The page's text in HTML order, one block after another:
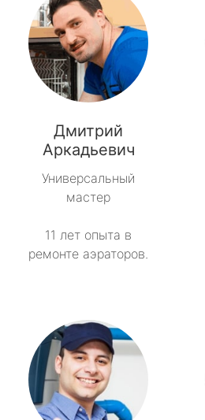
Дмитрий
Аркадьевич
Универсальный
мастер
11 лет опыта в
ремонте аэраторов.